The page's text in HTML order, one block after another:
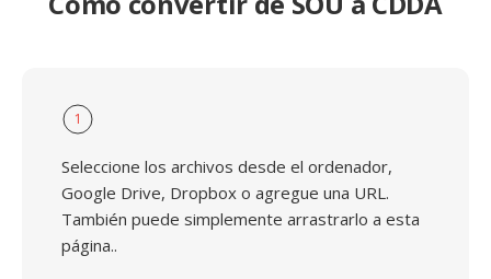
1
Seleccione los archivos desde el ordenador,
Google Drive, Dropbox o agregue una URL.
También puede simplemente arrastrarlo a esta
página..